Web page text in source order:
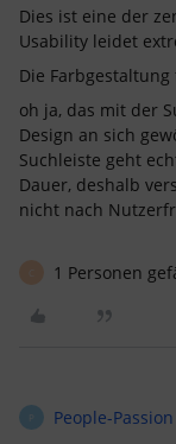
Dies ist eine der
Usability leidet
Die
oh ja, das mit der
Design an sich
Suchleiste geht
Dauer, deshalb
nicht nach
1 Personen
People-Passion